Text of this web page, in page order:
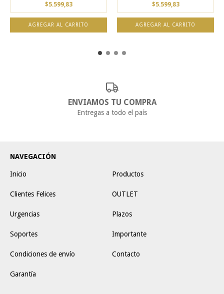
$5.599,83
AGREGAR AL CARRITO
$5.599,83
AGREGAR AL CARRITO
ENVIAMOS TU COMPRA
Entregas a todo el país
NAVEGACIÓN
Inicio Productos
Clientes Felices OUTLET
Urgencias Plazos
Soportes Importante
Condiciones de envío Contacto
Garantía